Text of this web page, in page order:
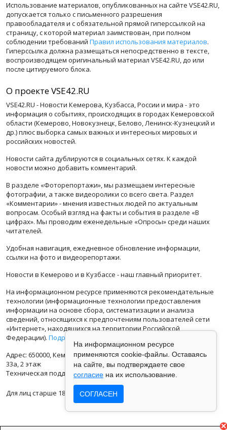
Использование материалов, опубликованных на сайте VSE42.RU,
допускается только с письменного разрешения
правообладателя и с обязательной прямой гиперссылкой на
страницу, с которой материал заимствован, при полном
соблюдении требований Правил использования материалов.
Гиперссылка должна размещаться непосредственно в тексте,
воспроизводящем оригинальный материал VSE42.RU, до или
после цитируемого блока.
О проекте VSE42.RU
VSE42.RU - Новости Кемерова, Кузбасса, России и мира - это
информация о событиях, происходящих в городах Кемеровской
области (Кемерово, Новокузнецк, Белово, Ленинск-Кузнецкий и
др.) плюс выборка самых важных и интересных мировых и
российских новостей.
Новости сайта дублируются в социальных сетях. К каждой
новости можно добавить комментарий.
В разделе «Фоторепортажи», мы размещаем интересные
фотографии, а также видеоролики со всего света. Раздел
«Комментарии» - мнения известных людей по актуальным
вопросам. Особый взгляд на факты и события в разделе «В
цифрах». Мы проводим еженедельные «Опросы» среди наших
читателей.
Удобная навигация, ежедневное обновление информации,
ссылки на фото и видеорепортажи.
Новости в Кемерово и в Кузбассе - наш главный приоритет.
На информационном ресурсе применяются рекомендательные
технологии (информационные технологии предоставления
информации на основе сбора, систематизации и анализа
сведений, относящихся к предпочтениям пользователей сети
«Интернет», находящихся на территории Российской
Федерации). Подробная информация
Адрес: 650000, Кемеровская Область, г.Кемерово, ул.Кузбасская
33а, 2 этаж
Техническая поддержка: support@vse42.ru
Для лиц старше 18 лет.
На информационном ресурсе
применяются cookie-файлы. Оставаясь
на сайте, вы подтверждаете свое
согласие на их использование.
СОГЛАСЕН